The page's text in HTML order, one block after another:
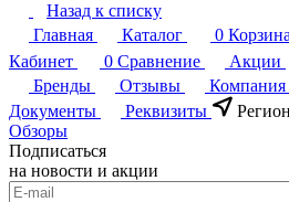
Назад к списку
Главная
Каталог 0 Корзина
Кабинет
0 Сравнение Акции
Бренды
Отзывы Компания
Документы
Реквизиты Регион
Обзоры
Подписаться
на новости и акции